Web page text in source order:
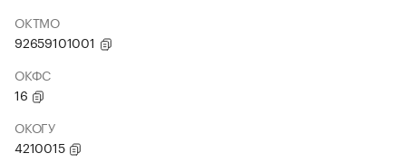
ОКТМО
92659101001
ОКФС
16
ОКОГУ
4210015